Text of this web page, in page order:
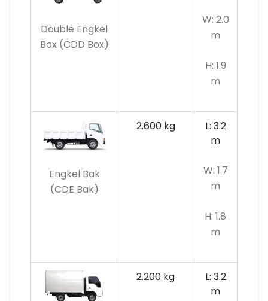
Double Engkel
Box (CDD Box)
W: 2.0
m
H: 1.9
m
Engkel Bak
(CDE Bak)
2.600 kg
L: 3.2
m
W: 1.7
m
H: 1.8
m
2.200 kg
L: 3.2
m